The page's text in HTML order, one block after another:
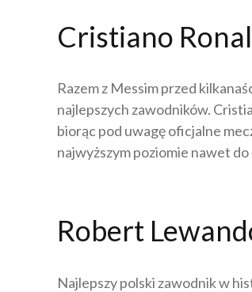
Cristiano
Razem z Messim przed
najlepszych zawodników.
biorąc pod uwagę oficjalne
najwyższym poziomie nawet do
Robert
Najlepszy polski zawodnik w